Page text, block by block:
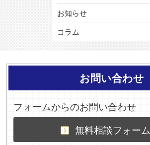
お知らせ
コラム
お問い合わせ
フォームからのお問い合わせ
無料相談フォーム